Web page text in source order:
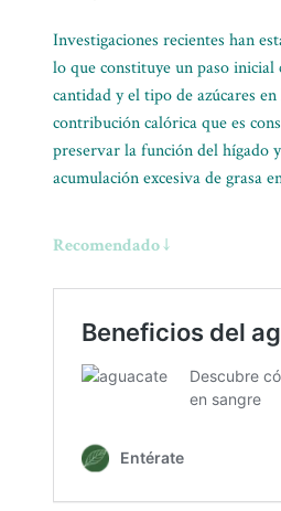
Investigaciones recientes han
lo que constituye un paso
cantidad y el tipo de azúcares
contribución calórica que es
preservar la función del hígado
acumulación excesiva de grasa
Recomendado ↓